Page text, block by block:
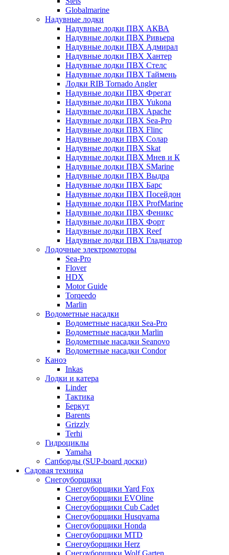
Globalmarine
Надувные лодки
Надувные лодки ПВХ АКВА
Надувные лодки ПВХ Ривьера
Надувные лодки ПВХ Адмирал
Надувные лодки ПВХ Хантер
Надувные лодки ПВХ Стелс
Надувные лодки ПВХ Таймень
Лодки RIB Tornado Angler
Надувные лодки ПВХ Фрегат
Надувные лодки ПВХ Yukona
Надувные лодки ПВХ Apache
Надувные лодки ПВХ Sea-Pro
Надувные лодки ПВХ Flinc
Надувные лодки ПВХ Солар
Надувные лодки ПВХ Skat
Надувные лодки ПВХ Мнев и К
Надувные лодки ПВХ SMarine
Надувные лодки ПВХ Выдра
Надувные лодки ПВХ Барс
Надувные лодки ПВХ Посейдон
Надувные лодки ПВХ ProfMarine
Надувные лодки ПВХ Феникс
Надувные лодки ПВХ Форт
Надувные лодки ПВХ Reef
Надувные лодки ПВХ Гладиатор
Лодочные электромоторы
Sea-Pro
Flover
HDX
Motor Guide
Torqeedo
Marlin
Водометные насадки
Водометные насадки Sea-Pro
Водометные насадки Marlin
Водометные насадки Seanovo
Водометные насадки Condor
Каноэ
Inkas
Лодки и катера
Linder
Тактика
Беркут
Barents
Grizzly
Terhi
Гидроциклы
Yamaha
Сапборды (SUP-board доски)
Садовая техника
Снегоуборщики
Снегоуборщики Yard Fox
Снегоуборщики EVOline
Снегоуборщики Cub Cadet
Снегоуборщики Husqvarna
Снегоуборщики Honda
Снегоуборщики MTD
Снегоуборщики Herz
Снегоуборщики Wolf Garten